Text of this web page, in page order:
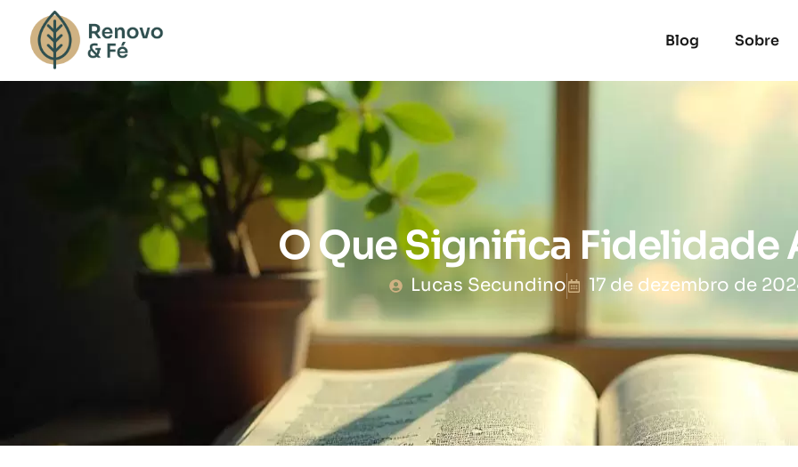
Blog Sobre
O Que Significa Fidelidade
Lucas Secundino 17 de dezembro de